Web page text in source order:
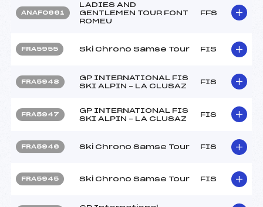
ANAF0661
LADIES AND
GENTLEMEN TOUR FONT
ROMEU
FFS
FRA5955 Ski Chrono Samse Tour FIS
FRA5948
GP INTERNATIONAL FIS
SKI ALPIN – LA CLUSAZ
FIS
FRA5947
GP INTERNATIONAL FIS
SKI ALPIN – LA CLUSAZ
FIS
FRA5946 Ski Chrono Samse Tour FIS
FRA5945 Ski Chrono Samse Tour FIS